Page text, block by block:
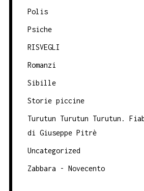
Polis
Psiche
RISVEGLI
Romanzi
Sibille
Storie piccine
Turutun Turutun Turutun.
di Giuseppe Pitrè
Uncategorized
Zabbara - Novecento